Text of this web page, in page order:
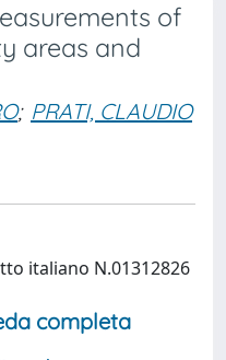
of
areas and
; PRATI, CLAUDIO
italiano N.01312826
completa